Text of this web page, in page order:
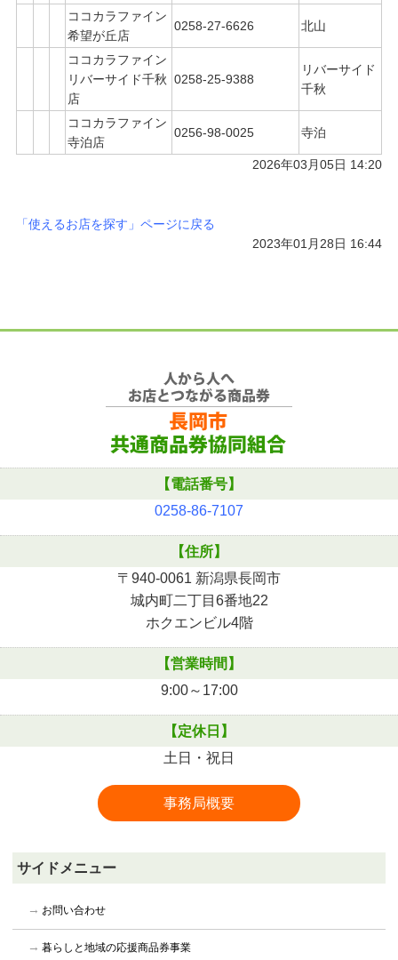
ココカラファイン
希望が丘店
0258-27-6626 北山
ココカラファイン
リバーサイド千秋
店
0258-25-9388
リバーサイド
千秋
ココカラファイン
寺泊店
0256-98-0025 寺泊
2026年03月05日 14:20
「使えるお店を探す」ページに戻る
2023年01月28日 16:44
【電話番号】
0258-86-7107
【住所】
〒940-0061 新潟県長岡市
城内町二丁目6番地22
ホクエンビル4階
【営業時間】
9:00～17:00
【定休日】
土日・祝日
事務局概要
サイドメニュー
お問い合わせ
暮らしと地域の応援商品券事業